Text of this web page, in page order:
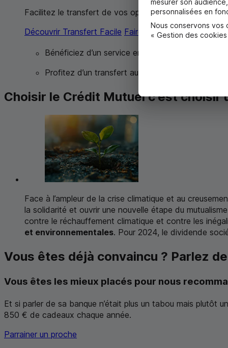
Facilitez le transfert de vos opérations vers votre
Découvrir Transfert Facile Faire une demande en ligne
Bénéficiez d’un service entièrement gratuit
Profitez d’un transfert automatisé de vos
Choisir le Crédit Mutuel c'est choisir
Face à l’ampleur de la crise climatique et au
la solidarité et ouvrir une nouvelle étape du
contre le réchauffement climatique et contre les
et environnementales. Pour 2024, le dividende
Vous êtes déjà convaincu ? Parlez
Vous êtes les mieux placés pour nous
Et si parler de sa banque n’était plus un tabou mais plutôt
850 € de cadeaux chaque année.
Parrainer un proche
personnalisées en
Nous conservons vos
« Gestion des